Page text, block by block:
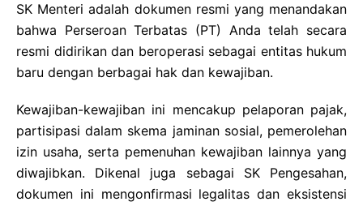
SK Menteri adalah dokumen resmi yang menandakan
bahwa Perseroan Terbatas (PT) Anda telah secara
resmi didirikan dan beroperasi sebagai entitas hukum
baru dengan berbagai hak dan kewajiban.
Kewajiban-kewajiban ini mencakup pelaporan pajak,
partisipasi dalam skema jaminan sosial, pemerolehan
izin usaha, serta pemenuhan kewajiban lainnya yang
diwajibkan. Dikenal juga sebagai SK Pengesahan,
dokumen ini mengonfirmasi legalitas dan eksistensi